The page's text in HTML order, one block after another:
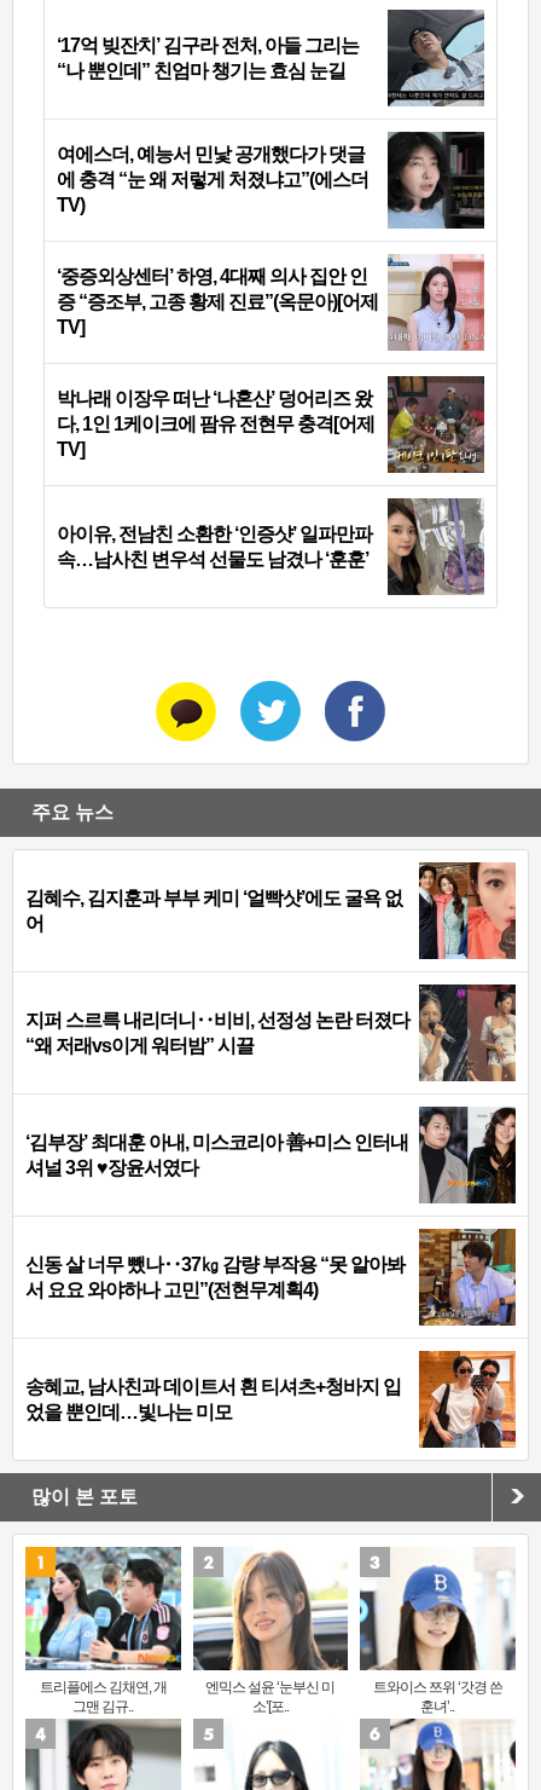
‘17억 빚잔치’ 김구라 전처, 아들 그리는
“나 뿐인데” 친엄마 챙기는 효심 눈길
여에스더, 예능서 민낯 공개했다가 댓글
에 충격 “눈 왜 저렇게 처졌냐고”(에스더
TV)
‘중증외상센터’ 하영, 4대째 의사 집안 인
증 “증조부, 고종 황제 진료”(옥문아)[어제
TV]
박나래 이장우 떠난 ‘나혼산’ 덩어리즈 왔
다, 1인 1케이크에 팜유 전현무 충격[어제
TV]
아이유, 전남친 소환한 ‘인증샷’ 일파만파
속…남사친 변우석 선물도 남겼나 ‘훈훈’
주요 뉴스
김혜수, 김지훈과 부부 케미 ‘얼빡샷’에도 굴욕 없
어
지퍼 스르륵 내리더니‥비비, 선정성 논란 터졌다
“왜 저래vs이게 워터밤” 시끌
‘김부장’ 최대훈 아내, 미스코리아 善+미스 인터내
셔널 3위 ♥장윤서였다
신동 살 너무 뺐나‥37㎏ 감량 부작용 “못 알아봐
서 요요 와야하나 고민”(전현무계획4)
송혜교, 남사친과 데이트서 흰 티셔츠+청바지 입
었을 뿐인데…빛나는 미모
많이 본 포토
트리플에스 김채연, 개
그맨 김규..
엔믹스 설윤 ‘눈부신 미
소’[포..
트와이스 쯔위 ‘갓경 쓴
훈녀’..